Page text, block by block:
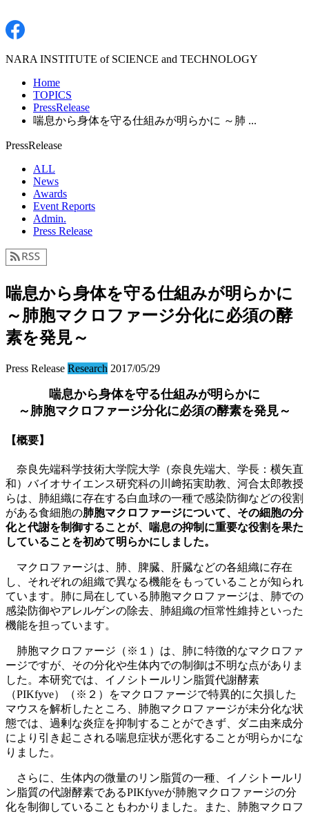
NARA INSTITUTE of SCIENCE and TECHNOLOGY
Home
TOPICS
PressRelease
喘息から身体を守る仕組みが明らかに ～肺 ...
PressRelease
ALL
News
Awards
Event Reports
Admin.
Press Release
喘息から身体を守る仕組みが明らかに
～肺胞マクロファージ分化に必須の酵
素を発見～
Press Release Research 2017/05/29
喘息から身体を守る仕組みが明らかに
～ 肺胞マクロファージ分化に必須の酵素を発見～
【概要】
奈良先端科学技術大学院大学（奈良先端大、学長：横矢直
和）バイオサイエンス研究科の川﨑拓実助教、河合太郎教授
らは、肺組織に存在する白血球の一種で感染防御などの役割
がある食細胞の肺胞マクロファージについて、その細胞の分
化と代謝を制御することが、喘息の抑制に重要な役割を果た
していることを初めて明らかにしました。
マクロファージは、肺、脾臓、肝臓などの各組織に存在
し、それぞれの組織で異なる機能をもっていることが知られ
ています。肺に局在している肺胞マクロファージは、肺での
感染防御やアレルゲンの除去、肺組織の恒常性維持といった
機能を担っています。
肺胞マクロファージ（※１）は、肺に特徴的なマクロファ
ージですが、その分化や生体内での制御は不明な点がありま
した。本研究では、イノシトールリン脂質代謝酵素
（PIKfyve）（※２）をマクロファージで特異的に欠損した
マウスを解析したところ、肺胞マクロファージが未分化な状
態では、過剰な炎症を抑制することができず、ダニ由来成分
により引き起こされる喘息症状が悪化することが明らかにな
りました。
さらに、生体内の微量のリン脂質の一種、イノシトールリ
ン脂質の代謝酵素であるPIKfyveが肺胞マクロファージの分
化を制御していることもわかりました。また、肺胞マクロフ